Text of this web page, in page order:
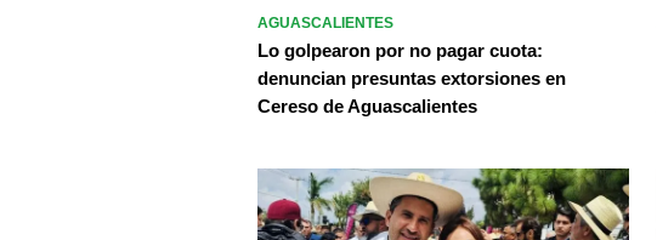
AGUASCALIENTES
Lo golpearon por no pagar cuota:
denuncian presuntas extorsiones en
Cereso de Aguascalientes